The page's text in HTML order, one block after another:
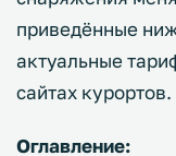
приведённые
актуальные
сайтах курортов.
Оглавление: